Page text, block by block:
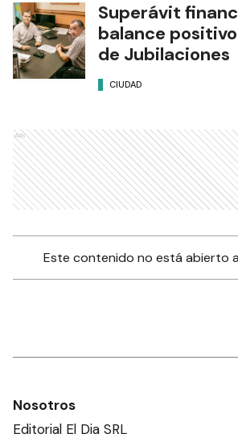
Superávit
balance
de Jubilaciones
CIUDAD
Ads
Este contenido no está abierto
Nosotros
Editorial El Dia SRL